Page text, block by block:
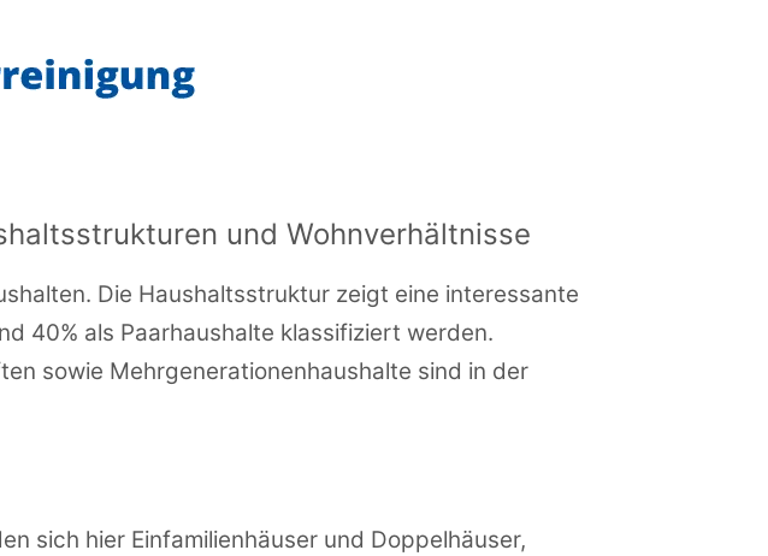
und Wohnverhältnisse
Die Haushaltsstruktur zeigt eine interessante
40% als Paarhaushalte klassifiziert werden.
sowie Mehrgenerationenhaushalte sind in der
sich hier Einfamilienhäuser und Doppelhäuser,